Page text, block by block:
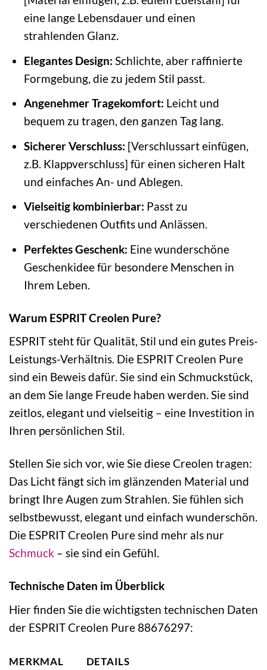
eine lange Lebensdauer und einen
strahlenden Glanz.
Elegantes Design: Schlichte, aber raffinierte
Formgebung, die zu jedem Stil passt.
Angenehmer Tragekomfort: Leicht und
bequem zu tragen, den ganzen Tag lang.
Sicherer Verschluss: [Verschlussart einfügen,
z.B. Klappverschluss] für einen sicheren Halt
und einfaches An- und Ablegen.
Vielseitig kombinierbar: Passt zu
verschiedenen Outfits und Anlässen.
Perfektes Geschenk: Eine wunderschöne
Geschenkidee für besondere Menschen in
Ihrem Leben.
Warum ESPRIT Creolen Pure?
ESPRIT steht für Qualität, Stil und ein gutes Preis-
Leistungs-Verhältnis. Die ESPRIT Creolen Pure
sind ein Beweis dafür. Sie sind ein Schmuckstück,
an dem Sie lange Freude haben werden. Sie sind
zeitlos, elegant und vielseitig – eine Investition in
Ihren persönlichen Stil.
Stellen Sie sich vor, wie Sie diese Creolen tragen:
Das Licht fängt sich im glänzenden Material und
bringt Ihre Augen zum Strahlen. Sie fühlen sich
selbstbewusst, elegant und einfach wunderschön.
Die ESPRIT Creolen Pure sind mehr als nur
Schmuck – sie sind ein Gefühl.
Technische Daten im Überblick
Hier finden Sie die wichtigsten technischen Daten
der ESPRIT Creolen Pure 88676297:
MERKMAL DETAILS